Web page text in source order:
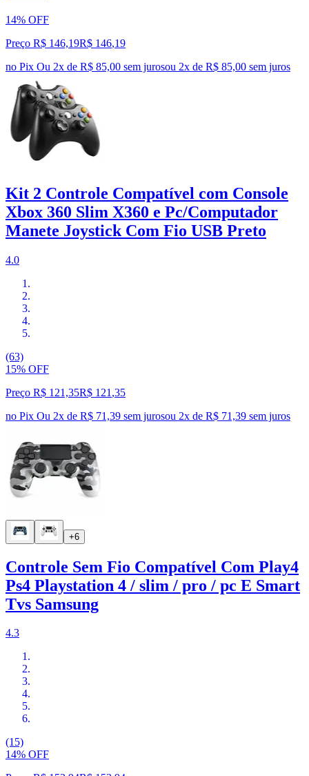
14% OFF
Preço R$ 146,19R$ 146,19
no Pix Ou 2x de R$ 85,00 sem jurosou 2x de R$ 85,00 sem juros
Kit 2 Controle Compatível com Console
Xbox 360 Slim X360 e Pc/Computador
Manete Joystick Com Fio USB Preto
4.0
(63)
15% OFF
Preço R$ 121,35R$ 121 ,35
no Pix Ou 2x de R$ 71,39 sem jurosou 2x de R$ 71,39 sem juros
+6
Controle Sem Fio Compatível Com Play4
Ps4 Playstation 4 / slim / pro / pc E Smart
Tvs Samsung
4.3
(15)
14% OFF